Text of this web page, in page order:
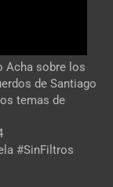
Acha sobre los
de Santiago
temas de
#SinFiltros